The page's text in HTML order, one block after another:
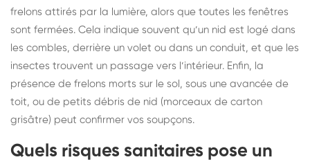
frelons attirés par la lumière, alors que toutes les fenêtres
sont fermées. Cela indique souvent qu’un nid est logé dans
les combles, derrière un volet ou dans un conduit, et que les
insectes trouvent un passage vers l’intérieur. Enfin, la
présence de frelons morts sur le sol, sous une avancée de
toit, ou de petits débris de nid (morceaux de carton
grisâtre) peut confirmer vos soupçons.
Quels risques sanitaires pose un